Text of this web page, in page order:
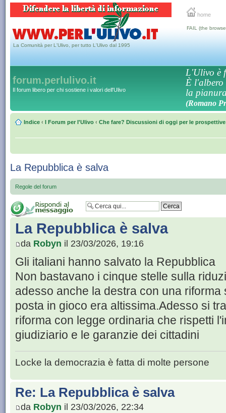
home
La Comunità per L'Ulivo, per tutto L'Ulivo dal 1995
FAIL (the
forum.perlulivo.it
Il forum libero per chi sostiene i valori dell'Ulivo
L'Ulivo è
È l'albero
la
(Romano
Indice ‹ I Forum per l'Ulivo ‹ Che fare? Discussioni di oggi per le
La Repubblica è salva
Regole del forum
La Repubblica è salva
da Robyn il 23/03/2026, 19:16
Gli italiani hanno salvato la Repubblica
Non bastavano i cinque stelle sulla
adesso anche la destra con una
posta in gioco era altissima.Adesso si
riforma con legge ordinaria che rispetti
giudiziario e le garanzie dei cittadini
Locke la democrazia è fatta di molte persone
Re: La Repubblica è salva
da Robyn il 23/03/2026, 22:34